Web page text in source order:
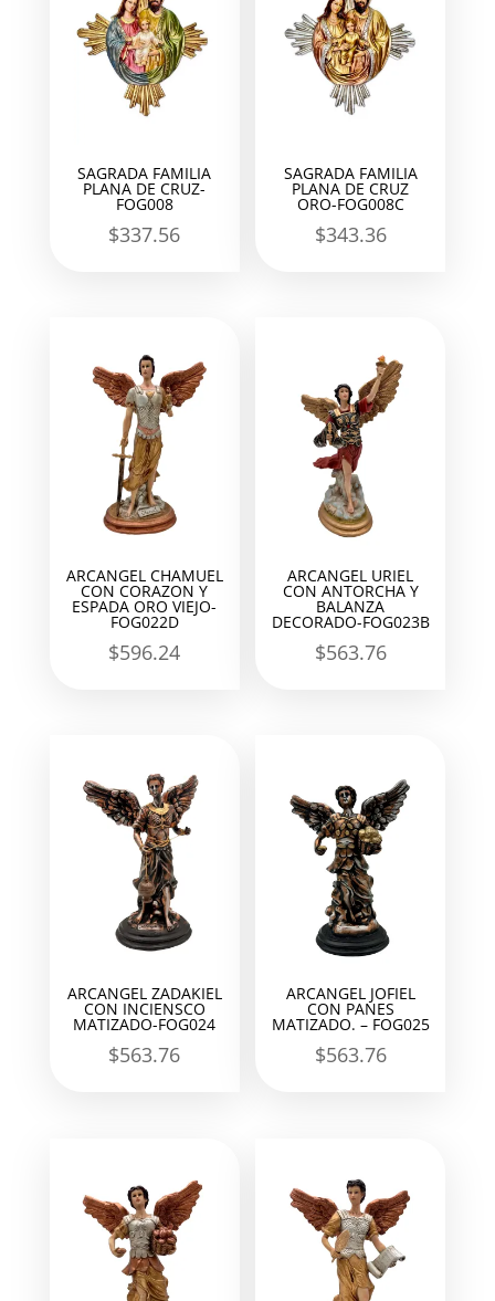
SAGRADA FAMILIA
PLANA DE CRUZ-
FOG008
$337.56
SAGRADA FAMILIA
PLANA DE CRUZ
ORO-FOG008C
$343.36
ARCANGEL CHAMUEL
CON CORAZON Y
ESPADA ORO VIEJO-
FOG022D
$596.24
ARCANGEL URIEL
CON ANTORCHA Y
BALANZA
DECORADO-FOG023B
$563.76
ARCANGEL ZADAKIEL
CON INCIENSCO
MATIZADO-FOG024
$563.76
ARCANGEL JOFIEL
CON PANES
MATIZADO. – FOG025
$563.76